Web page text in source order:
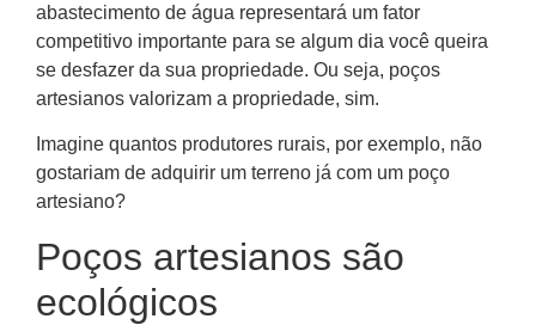
abastecimento de água representará um fator
competitivo importante para se algum dia você queira
se desfazer da sua propriedade. Ou seja, poços
artesianos valorizam a propriedade, sim.
Imagine quantos produtores rurais, por exemplo, não
gostariam de adquirir um terreno já com um poço
artesiano?
Poços artesianos são
ecológicos